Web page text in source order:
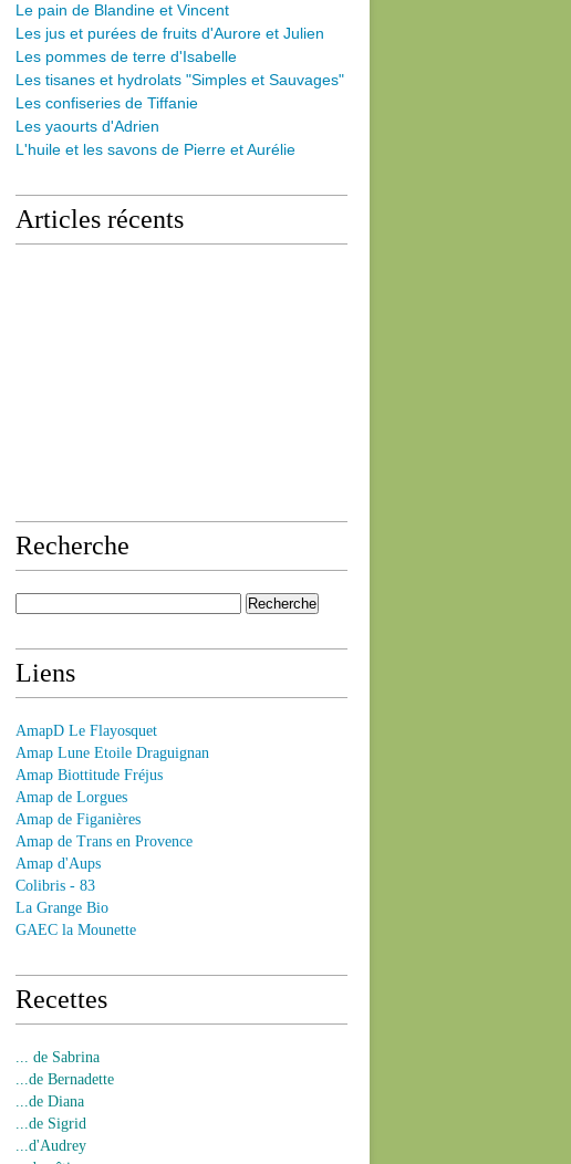
L e pain de Blandine et Vincent
Les jus et purées de fruits d'Aurore et Julien
Les pommes de terre d'Isabelle
Les tisanes et hydrolats "Simples et Sauvages"
Les confiseries de Tiffanie
Les yaourts d'Adrien
L'huile et les savons de Pierre et Aurélie
Articles récents
Recherche
Liens
AmapD Le Flayosquet
Amap Lune Etoile Draguignan
Amap Biottitude Fréjus
Amap de Lorgues
Amap de Figanières
Amap de Trans en Provence
Amap d'Aups
Colibris - 83
La Grange Bio
GAEC la Mounette
Recettes
... de Sabrina
...de Bernadette
...de Diana
...de Sigrid
...d'Audrey